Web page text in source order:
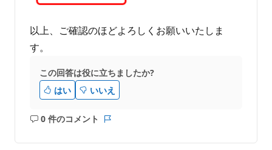
以上、ご確認のほどよろしくお願いいたしま
す。
この回答は役に立ちましたか?
はい
いいえ
0 件のコメント
コ
レ